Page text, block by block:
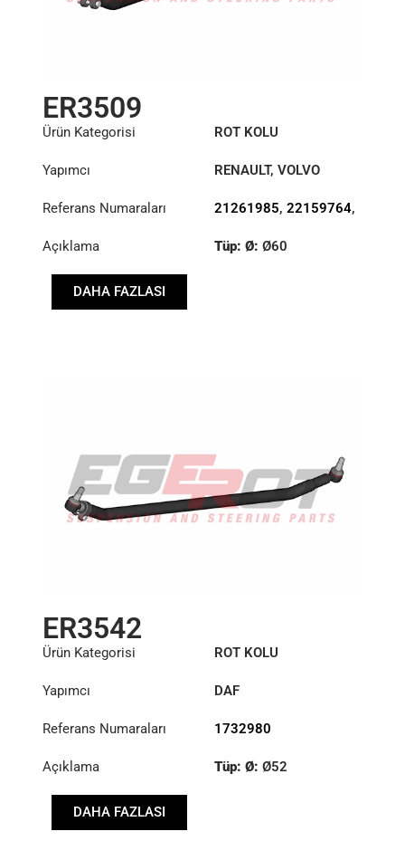
ER3509
Ürün Kategorisi ROT KOLU
Yapımcı RENAULT, VOLVO
Referans Numaraları 21261985, 22159764,
7422159764
Açıklama Tüp: Ø: Ø60
DAHA FAZLASI
ER3542
Ürün Kategorisi ROT KOLU
Yapımcı DAF
Referans Numaraları 1732980
Açıklama Tüp: Ø: Ø52
DAHA FAZLASI